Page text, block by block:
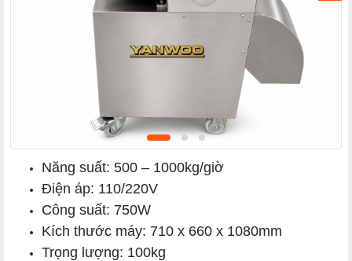
Năng suất: 500 – 1000kg/giờ
Điện áp: 110/220V
Công suất: 750W
Kích thước máy: 710 x 660 x 1080mm
Trọng lượng: 100kg